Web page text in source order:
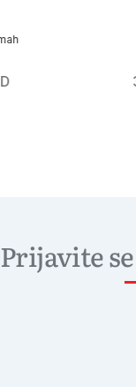
Prijavite